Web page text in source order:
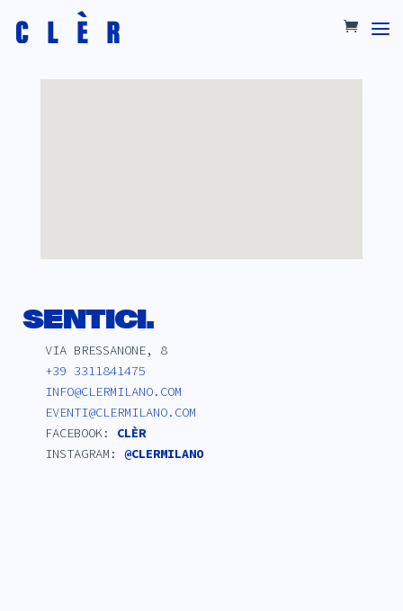
SENTICI.
VIA BRESSANONE, 8
+39 3311841475
INFO@CLERMILANO.COM
EVENTI@CLERMILANO.COM
FACEBOOK: CLÈR
INSTAGRAM:
@CLERMILANO